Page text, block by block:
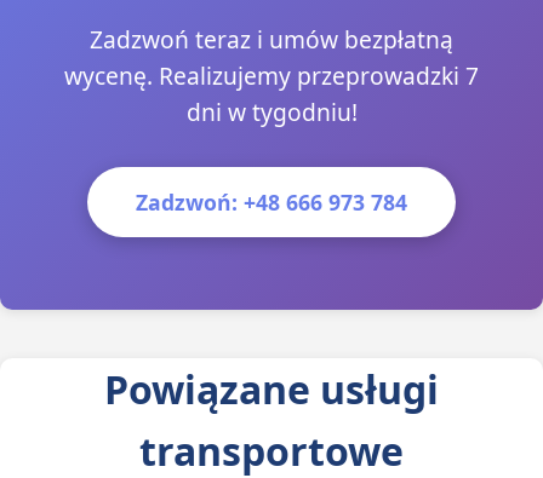
Zadzwoń teraz i umów bezpłatną
wycenę. Realizujemy przeprowadzki 7
dni w tygodniu!
Zadzwoń: +48 666 973 784
Powiązane usługi
transportowe